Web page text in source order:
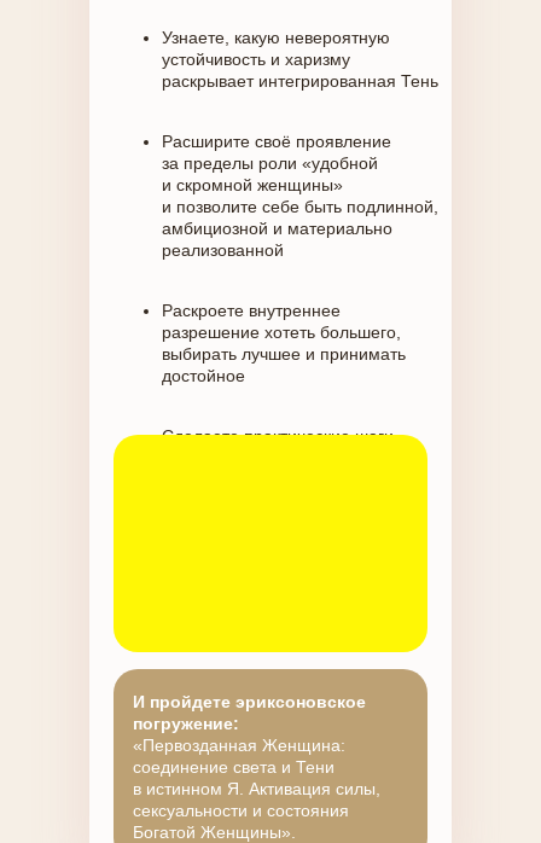
Узнаете, какую невероятную
устойчивость и харизму
раскрывает интегрированная Тень
Расширите своё проявление
за пределы роли «удобной
и скромной женщины»
и позволите себе быть подлинной,
амбициозной и материально
реализованной
Раскроете внутреннее
разрешение хотеть большего,
выбирать лучшее и принимать
достойное
Сделаете практические шаги
И пройдете эриксоновское
погружение:
«Первозданная Женщина:
соединение света и Тени
в истинном Я. Активация силы,
сексуальности и состояния
Богатой Женщины».